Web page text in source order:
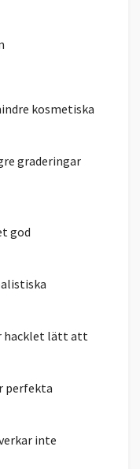
kosmetiska
graderingar
god
hacklet lätt att
perfekta
inte